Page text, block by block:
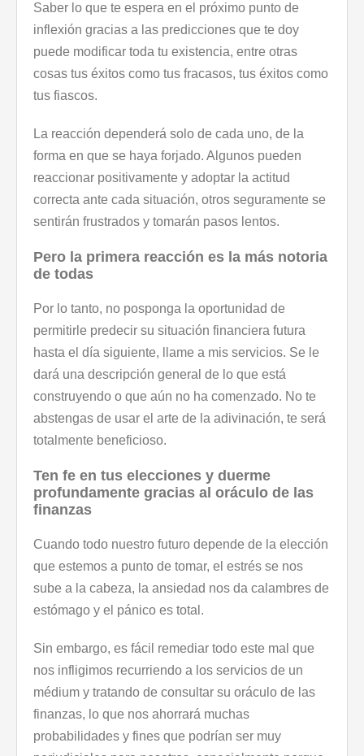
Saber lo que te espera en el próximo punto de
inflexión gracias a las predicciones que te doy
puede modificar toda tu existencia, entre otras
cosas tus éxitos como tus fracasos, tus éxitos como
tus fiascos.
La reacción dependerá solo de cada uno, de la
forma en que se haya forjado. Algunos pueden
reaccionar positivamente y adoptar la actitud
correcta ante cada situación, otros seguramente se
sentirán frustrados y tomarán pasos lentos.
Pero la primera reacción es la más notoria
de todas
Por lo tanto, no posponga la oportunidad de
permitirle predecir su situación financiera futura
hasta el día siguiente, llame a mis servicios. Se le
dará una descripción general de lo que está
construyendo o que aún no ha comenzado. No te
abstengas de usar el arte de la adivinación, te será
totalmente beneficioso.
Ten fe en tus elecciones y duerme
profundamente gracias al oráculo de las
finanzas
Cuando todo nuestro futuro depende de la elección
que estemos a punto de tomar, el estrés se nos
sube a la cabeza, la ansiedad nos da calambres de
estómago y el pánico es total.
Sin embargo, es fácil remediar todo este mal que
nos infligimos recurriendo a los servicios de un
médium y tratando de consultar su oráculo de las
finanzas, lo que nos ahorrará muchas
probabilidades y fines que podrían ser muy